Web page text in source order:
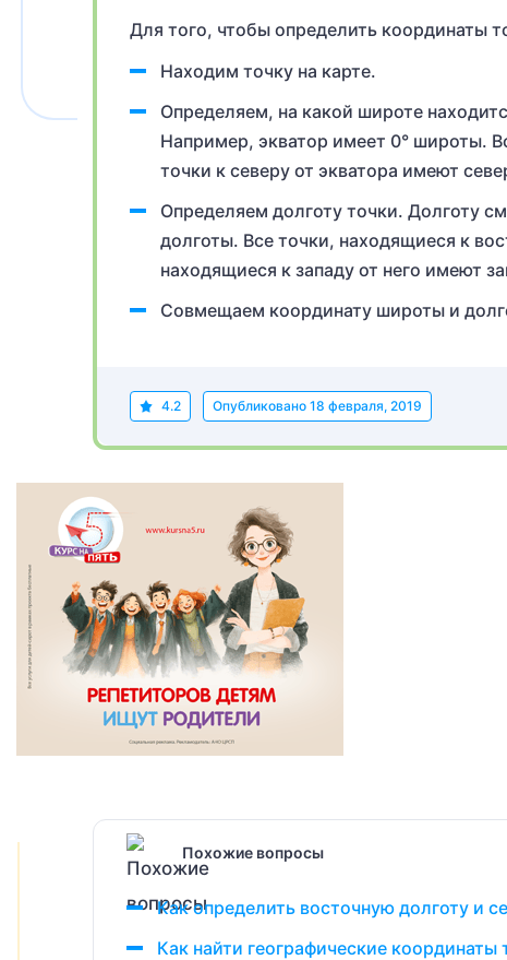
Для того, чтобы определить координаты
Находим точку на карте.
Определяем, на какой широте
Например, экватор имеет 0° широты.
точки к северу от экватора имеют
Определяем долготу точки. Долготу
долготы. Все точки, находящиеся к
находящиеся к западу от него имеют
Совмещаем координату широты и
4.2 Опубликовано 18 февраля, 2019
Похожие вопросы
Как определить восточную долготу и
Как найти географические координаты